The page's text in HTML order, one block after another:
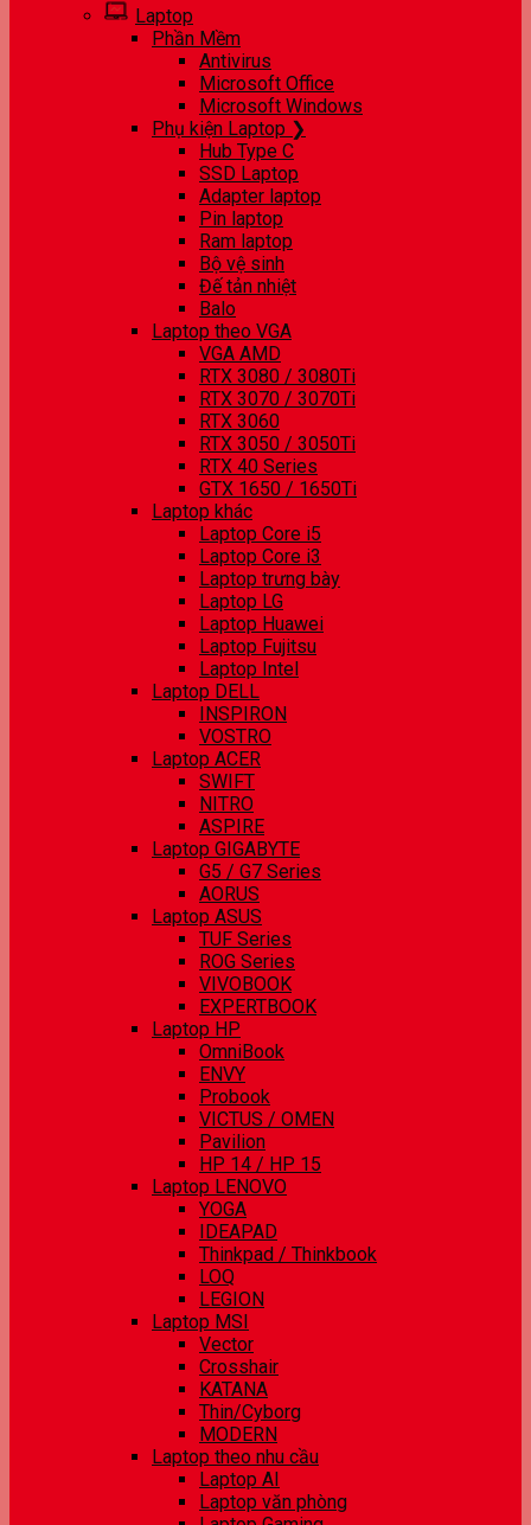
Laptop
Phần Mềm
Antivirus
Microsoft Office
Microsoft Windows
Phụ kiện Laptop ❯
Hub Type C
SSD Laptop
Adapter laptop
Pin laptop
Ram laptop
Bộ vệ sinh
Đế tản nhiệt
Balo
Laptop theo VGA
VGA AMD
RTX 3080 / 3080Ti
RTX 3070 / 3070Ti
RTX 3060
RTX 3050 / 3050Ti
RTX 40 Series
GTX 1650 / 1650Ti
Laptop khác
Laptop Core i5
Laptop Core i3
Laptop trưng bày
Laptop LG
Laptop Huawei
Laptop Fujitsu
Laptop Intel
Laptop DELL
INSPIRON
VOSTRO
Laptop ACER
SWIFT
NITRO
ASPIRE
Laptop GIGABYTE
G5 / G7 Series
AORUS
Laptop ASUS
TUF Series
ROG Series
VIVOBOOK
EXPERTBOOK
Laptop HP
OmniBook
ENVY
Probook
VICTUS / OMEN
Pavilion
HP 14 / HP 15
Laptop LENOVO
YOGA
IDEAPAD
Thinkpad / Thinkbook
LOQ
LEGION
Laptop MSI
Vector
Crosshair
KATANA
Thin/Cyborg
MODERN
Laptop theo nhu cầu
Laptop AI
Laptop văn phòng